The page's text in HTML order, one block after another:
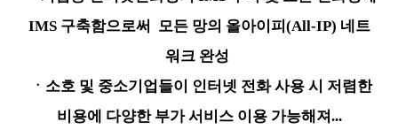
IMS 구축함으로써 모든 망의 올아이피(All-IP) 네트
워크 완성
ㆍ소호 및 중소기업들이 인터넷 전화 사용 시 저렴한
비용에 다양한 부가 서비스 이용 가능해져...